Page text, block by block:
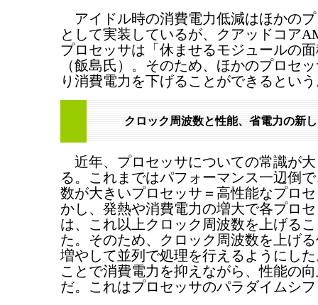
アイドル時の消費電力低減はほかの
として実装しているが、クアッドコア
プロセッサは「休ませるモジュールの
（飯島氏）。そのため、ほかのプロセ
り消費電力を下げることができるとい
クロック周波数と性能、省電力の新
近年、プロセッサについての常識が
る。これまではパフォーマンス一辺倒
数が大きいプロセッサ＝高性能なプロ
かし、発熱や消費電力の増大で各プロ
は、これ以上クロック周波数を上げる
た。そのため、クロック周波数を上げ
増やして並列で処理を行えるようにし
ことで消費電力を抑えながら、性能の
だ。これはプロセッサのパラダイムシ